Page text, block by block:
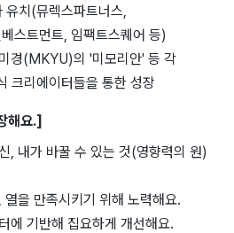
치(뮤렉스파트너스,
스트먼트, 임팩트스퀘어 등)
경(MKYU)의 '미모리안' 등 각
크리에이터들을 통한 성장
해요.]
, 내가 바꿀 수 있는 것(영향력의 원)
을 만족시키기 위해 노력해요.
에 기반해 집요하게 개선해요.